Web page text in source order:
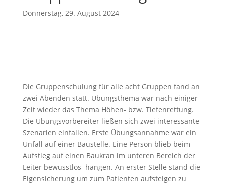
Donnerstag, 29. August 2024
Die Gruppenschulung für alle acht Gruppen fand an
zwei Abenden statt. Übungsthema war nach einiger
Zeit wieder das Thema Höhen- bzw. Tiefenrettung.
Die Übungsvorbereiter ließen sich zwei interessante
Szenarien einfallen. Erste Übungsannahme war ein
Unfall auf einer Baustelle. Eine Person blieb beim
Aufstieg auf einen Baukran im unteren Bereich der
Leiter bewusstlos hängen. An erster Stelle stand die
Eigensicherung um zum Patienten aufsteigen zu